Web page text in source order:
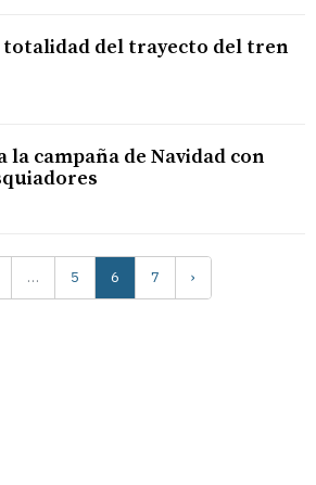
totalidad del trayecto del tren
la campaña de Navidad con
… 5 6 7 ›